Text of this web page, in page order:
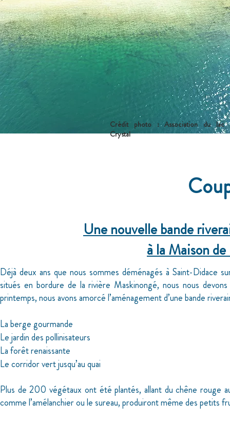
Crédit photo : Association du lac
Crystal
Une nouvelle bande
à la Maison
Déjà deux ans que nous sommes déménagés à Saint-Didace
situés en bordure de la rivière Maskinongé, nous nous
printemps, nous avons amorcé l’aménagement d’une bande
La berge gourmande
Le jardin des pollinisateurs
La forêt renaissante
Le corridor vert jusqu’au quai
Plus de 200 végétaux ont été plantés, allant du chêne rouge
comme l’amélanchier ou le sureau, produiront même des petits